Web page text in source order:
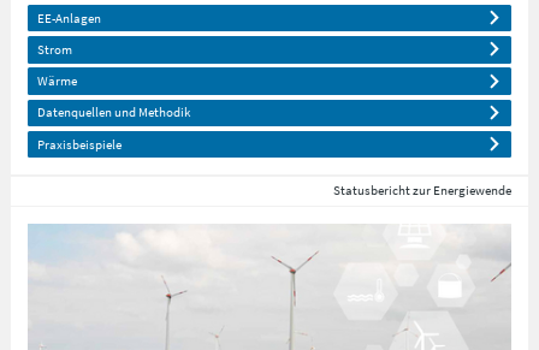
EE-Anlagen
Strom
Wärme
Datenquellen und Methodik
Praxisbeispiele
Statusbericht zur Energiewende